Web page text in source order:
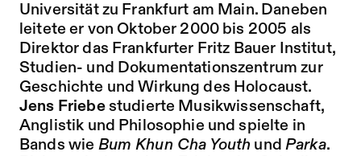
Universität zu Frankfurt am Main. Daneben
leitete er von Oktober 2000 bis 2005 als
Direktor das Frankfurter Fritz Bauer Institut,
Studien- und Dokumentationszentrum zur
Geschichte und Wirkung des Holocaust.
Jens Friebestudierte Musikwissenschaft,
Anglistik und Philosophie und spielte in
Bands wie Bum Khun Cha Youth und Parka.